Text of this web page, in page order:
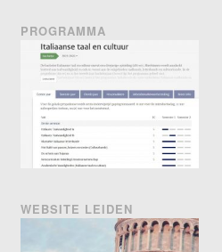
PROGRAMMA
WEBSITE LEIDEN